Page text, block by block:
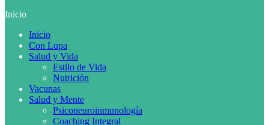
Inicio
Inicio
Con Lupa
Salud y Vida
Estilo de Vida
Nutrición
Vacunas
Salud y Mente
Psiconeuroinmunología
Coaching Integral